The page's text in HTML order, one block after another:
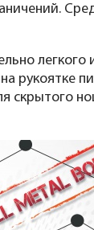
рукоятке
скрытого